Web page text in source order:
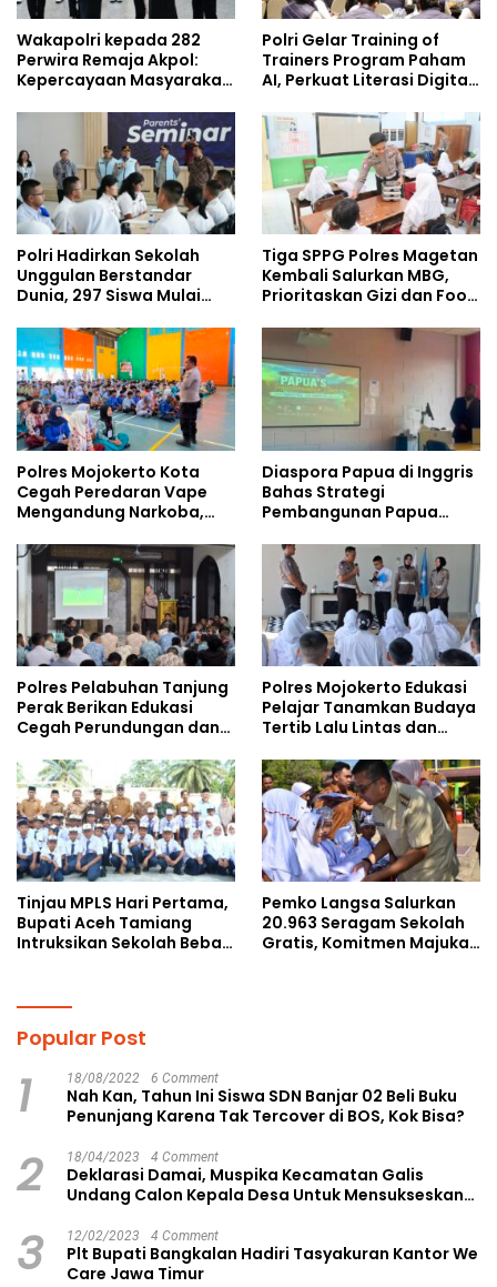
Wakapolri kepada 282
Perwira Remaja Akpol:
Kepercayaan Masyarakat
Polri Gelar Training of
Trainers Program Paham
AI, Perkuat Literasi Digital
Polri Hadirkan Sekolah
Unggulan Berstandar
Dunia, 297 Siswa Mulai
Tiga SPPG Polres Magetan
Kembali Salurkan MBG,
Prioritaskan Gizi dan Food
Polres Mojokerto Kota
Cegah Peredaran Vape
Mengandung Narkoba,
Kalangan Remaja
Diaspora Papua di Inggris
Bahas Strategi
Pembangunan Papua
Doktoral Internasional
Polres Pelabuhan Tanjung
Perak Berikan Edukasi
Cegah Perundungan dan
kepada Pelajar MPLS
Polres Mojokerto Edukasi
Pelajar Tanamkan Budaya
Tertib Lalu Lintas dan
Tinjau MPLS Hari Pertama,
Bupati Aceh Tamiang
Intruksikan Sekolah Bebas
Pemko Langsa Salurkan
20.963 Seragam Sekolah
Gratis, Komitmen Majukan
Popular Post
1 18/08/2022 6 Comment
Nah Kan, Tahun Ini Siswa SDN Banjar 02 Beli Buku
Penunjang Karena Tak Tercover di BOS, Kok Bisa?
2 18/04/2023 4 Comment
Deklarasi Damai, Muspika Kecamatan Galis
Undang Calon Kepala Desa Untuk Mensukseskan
3 12/02/2023 4 Comment
Plt Bupati Bangkalan Hadiri Tasyakuran Kantor We
Care Jawa Timur